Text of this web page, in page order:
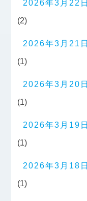
2026年3月22日
(2)
2026年3月21日
(1)
2026年3月20日
(1)
2026年3月19日
(1)
2026年3月18日
(1)